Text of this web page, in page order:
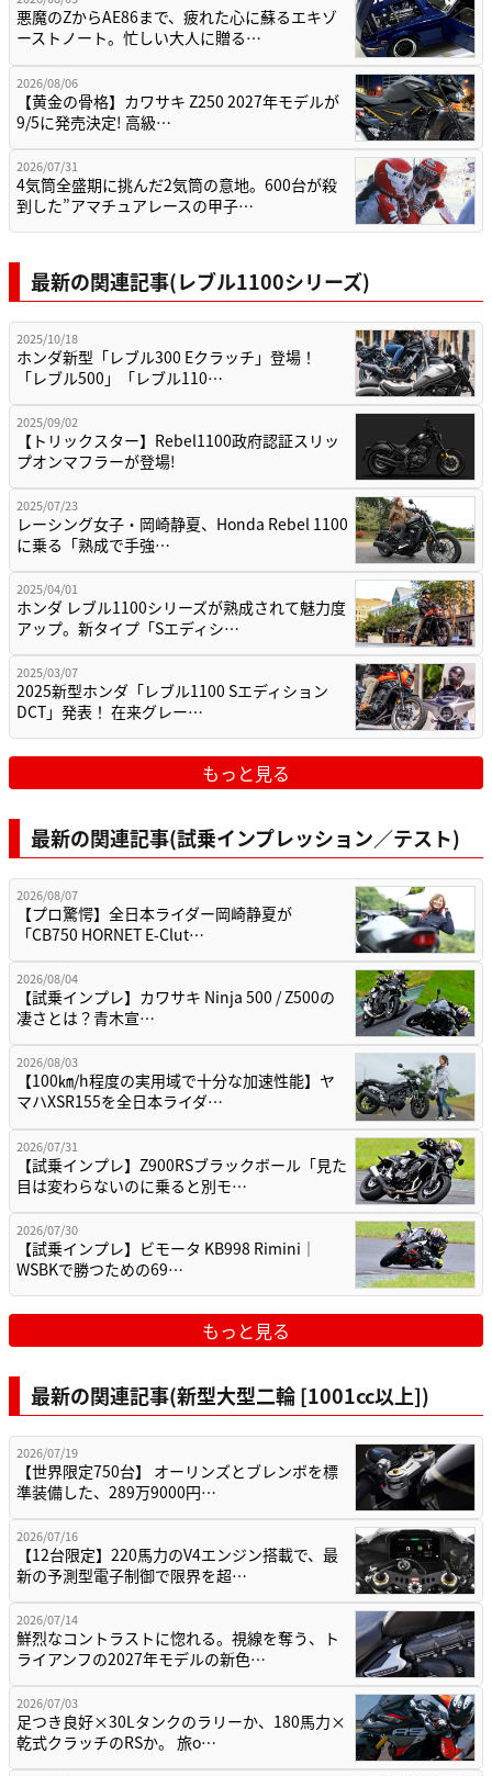
悪魔のZからAE86まで、疲れた心に蘇るエキゾ
ーストノート。忙しい大人に贈る…
2026/08/06
【黄金の骨格】カワサキ Z250 2027年モデルが
9/5に発売決定! 高級…
2026/07/31
4気筒全盛期に挑んだ2気筒の意地。600台が殺
到した”アマチュアレースの甲子…
最新の関連記事(レブル1100シリーズ)
2025/10/18
ホンダ新型「レブル300 Eクラッチ」登場！
「レブル500」「レブル110…
2025/09/02
【トリックスター】Rebel1100政府認証スリッ
プオンマフラーが登場!
2025/07/23
レーシング女子・岡崎静夏、Honda Rebel 1100
に乗る「熟成で手強…
2025/04/01
ホンダ レブル1100シリーズが熟成されて魅力度
アップ。新タイプ「Sエディシ…
2025/03/07
2025新型ホンダ「レブル1100 Sエディション
DCT」発表！ 在来グレー…
もっと見る
最新の関連記事(試乗インプレッション／テスト)
2026/08/07
【プロ驚愕】全日本ライダー岡崎静夏が
「CB750 HORNET E-Clut…
2026/08/04
【試乗インプレ】カワサキ Ninja 500 / Z500の
凄さとは？青木宣…
2026/08/03
【100㎞/h程度の実用域で十分な加速性能】ヤ
マハXSR155を全日本ライダ…
2026/07/31
【試乗インプレ】Z900RSブラックボール「見た
目は変わらないのに乗ると別モ…
2026/07/30
【試乗インプレ】ビモータ KB998 Rimini｜
WSBKで勝つための69…
もっと見る
最新の関連記事(新型大型二輪 [1001cc以上])
2026/07/19
【世界限定750台】 オーリンズとブレンボを標
準装備した、289万9000円…
2026/07/16
【12台限定】220馬力のV4エンジン搭載で、最
新の予測型電子制御で限界を超…
2026/07/14
鮮烈なコントラストに惚れる。視線を奪う、ト
ライアンフの2027年モデルの新色…
2026/07/03
足つき良好×30Lタンクのラリーか、180馬力×
乾式クラッチのRSか。 旅o…